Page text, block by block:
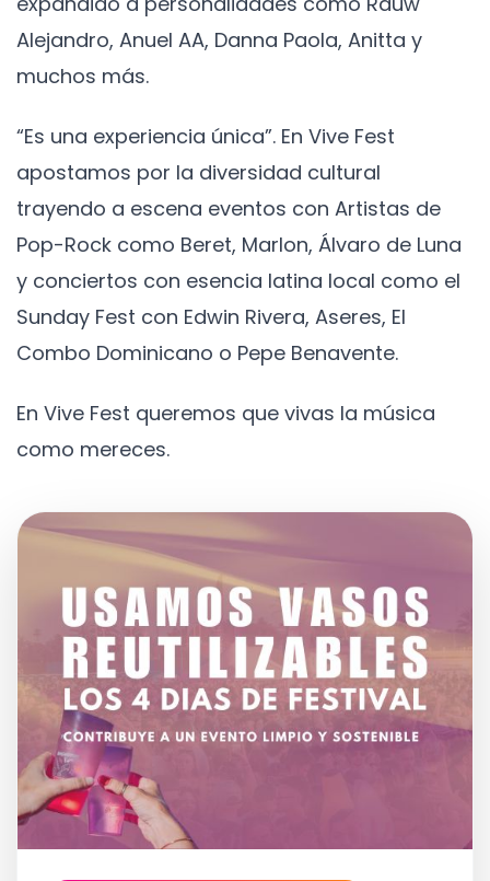
Alejandro, Anuel AA, Danna Paola, Anitta y
muchos más.
“Es una experiencia única”. En Vive Fest
apostamos por la diversidad cultural
trayendo a escena eventos con Artistas de
Pop-Rock como Beret, Marlon, Álvaro de Luna
y conciertos con esencia latina local como el
Sunday Fest con Edwin Rivera, Aseres, El
Combo Dominicano o Pepe Benavente.
En Vive Fest queremos que vivas la música
como mereces.